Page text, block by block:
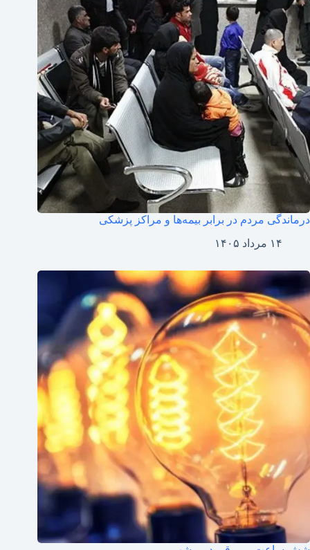
درماندگی مردم در برابر بیمه‌ها و مراکز پزشکی
۱۴ مرداد ۱۴۰۵